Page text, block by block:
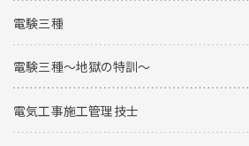
電験三種
電験三種〜地獄の特訓〜
電気工事施工管理技士